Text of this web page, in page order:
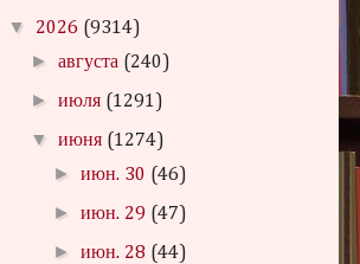
▼ 2026 (9314)
►августа (240)
►июля (1291)
▼июня (1274)
►июн. 30 (46)
►июн. 29 (47)
►июн. 28 (44)